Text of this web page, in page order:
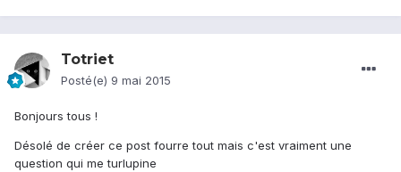
Totriet
Posté(e) 9 mai 2015
Bonjours tous !
Désolé de créer ce post fourre tout mais c'est vraiment une
question qui me turlupine